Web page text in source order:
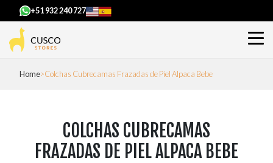
+51 932 240 727
Home Colchas Cubrecamas Frazadas de Piel Alpaca Bebe
COLCHAS CUBRECAMAS
FRAZADAS DE PIEL ALPACA BEBE